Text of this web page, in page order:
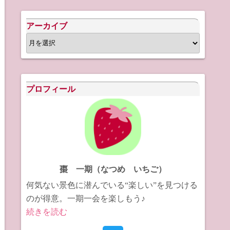
アーカイブ
ア
ー
ブ
プロフィール
棗 一期（なつめ いちご）
何気ない景色に潜んでいる“楽しい”を見つける
のが得意。一期一会を楽しもう♪
続きを読む